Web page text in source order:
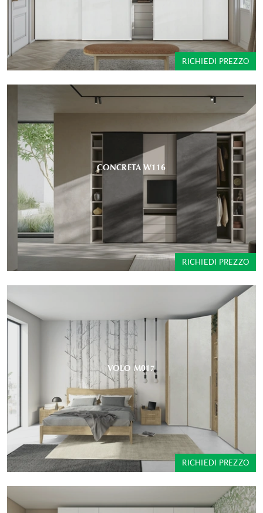
RICHIEDI PREZZO
CONCRETA W116
RICHIEDI PREZZO
VOLO M017
RICHIEDI PREZZO